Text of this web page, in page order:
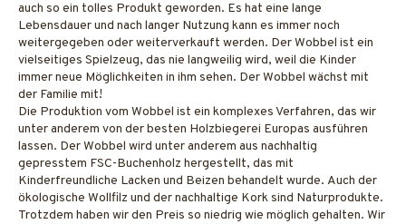
auch so ein tolles Produkt geworden. Es hat eine lange
Lebensdauer und nach langer Nutzung kann es immer noch
weitergegeben oder weiterverkauft werden. Der Wobbel ist ein
vielseitiges Spielzeug, das nie langweilig wird, weil die Kinder
immer neue Möglichkeiten in ihm sehen. Der Wobbel wächst mit
der Familie mit!
Die Produktion vom Wobbel ist ein komplexes Verfahren, das wir
unter anderem von der besten Holzbiegerei Europas ausführen
lassen. Der Wobbel wird unter anderem aus nachhaltig
gepresstem FSC-Buchenholz hergestellt, das mit
Kinderfreundliche Lacken und Beizen behandelt wurde. Auch der
ökologische Wollfilz und der nachhaltige Kork sind Naturprodukte.
Trotzdem haben wir den Preis so niedrig wie möglich gehalten. Wir